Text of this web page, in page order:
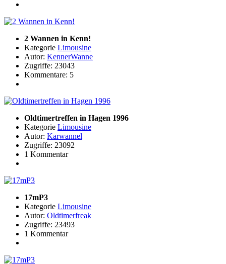
2 Wannen in Kenn!
Kategorie Limousine
Autor: KennerWanne
Zugriffe: 23043
Kommentare: 5
Oldtimertreffen in Hagen 1996
Kategorie Limousine
Autor: Karwannel
Zugriffe: 23092
1 Kommentar
17mP3
Kategorie Limousine
Autor: Oldtimerfreak
Zugriffe: 23493
1 Kommentar